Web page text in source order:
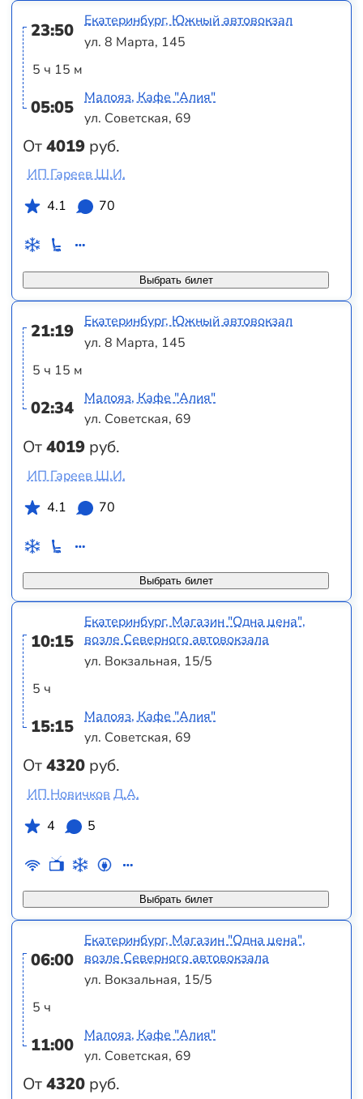
23:50
5 ч 15 м
05:05
От4019 руб.
Екатеринбург, Южный автовокзал
ул. 8 Марта, 145
Малояз, Кафе "Алия"
ул. Советская, 69
Выбрать билет
ИП Гареев Ш.И.
4.1
70
21:19
5 ч 15 м
02:34
От4019 руб.
Екатеринбург, Южный автовокзал
ул. 8 Марта, 145
Малояз, Кафе "Алия"
ул. Советская, 69
Выбрать билет
ИП Гареев Ш.И.
4.1
70
10:15
5 ч
15:15
От4320 руб.
Екатеринбург, Магазин "Одна цена",
возле Северного автовокзала
ул. Вокзальная, 15/5
Малояз, Кафе "Алия"
ул. Советская, 69
Выбрать билет
ИП Новичков Д.А.
4
5
06:00
5 ч
11:00
От4320 руб.
Екатеринбург, Магазин "Одна цена",
возле Северного автовокзала
ул. Вокзальная, 15/5
Малояз, Кафе "Алия"
ул. Советская, 69